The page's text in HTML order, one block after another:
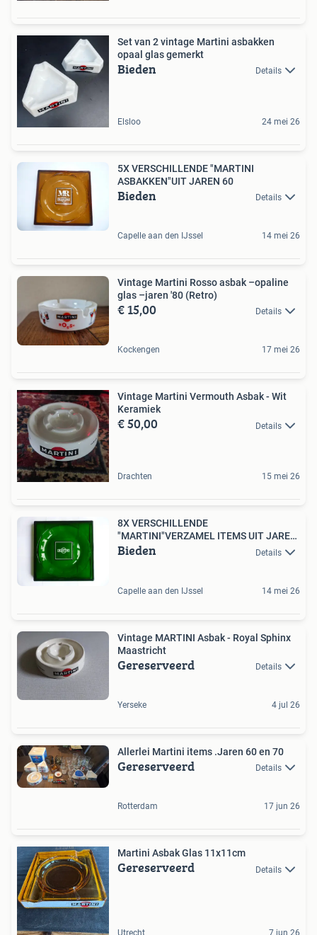
Set van 2 vintage Martini asbakken
opaal glas gemerkt
Bieden Details
Elsloo 24 mei 26
5X VERSCHILLENDE "MARTINI
ASBAKKEN"UIT JAREN 60
Bieden Details
Capelle aan den IJssel 14 mei 26
Vintage Martini Rosso asbak –opaline
glas –jaren '80 (Retro)
€ 15,00 Details
Kockengen 17 mei 26
Vintage Martini Vermouth Asbak - Wit
Keramiek
€ 50,00 Details
Drachten 15 mei 26
8X VERSCHILLENDE
"MARTINI"VERZAMEL ITEMS UIT JAREN
60
Bieden Details
Capelle aan den IJssel 14 mei 26
Vintage MARTINI Asbak - Royal Sphinx
Maastricht
Gereserveerd Details
Yerseke 4 jul 26
Allerlei Martini items .Jaren 60 en 70
Gereserveerd Details
Rotterdam 17 jun 26
Martini Asbak Glas 11x11cm
Gereserveerd Details
Utrecht 7 jun 26